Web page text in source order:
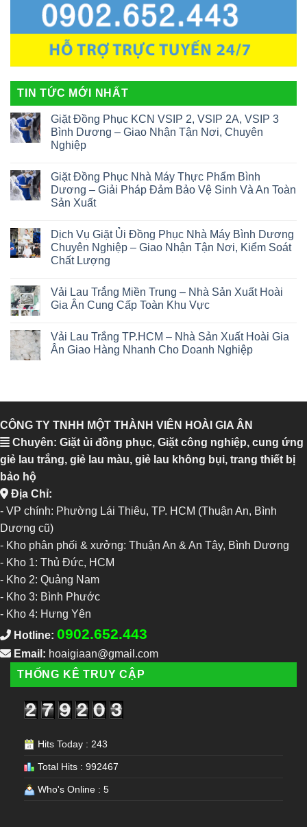
TIN TỨC MỚI NHẤT
Giặt Đồng Phục KCN VSIP 2, VSIP 2A, VSIP 3
Bình Dương – Giao Nhận Tận Nơi, Chuyên
Nghiệp
Giặt Đồng Phục Nhà Máy Thực Phẩm Bình
Dương – Giải Pháp Đảm Bảo Vệ Sinh Và An Toàn
Sản Xuất
Dịch Vụ Giặt Ủi Đồng Phục Nhà Máy Bình Dương
Chuyên Nghiệp – Giao Nhận Tận Nơi, Kiểm Soát
Chất Lượng
Vải Lau Trắng Miền Trung – Nhà Sản Xuất Hoài
Gia Ân Cung Cấp Toàn Khu Vực
Vải Lau Trắng TP.HCM – Nhà Sản Xuất Hoài Gia
Ân Giao Hàng Nhanh Cho Doanh Nghiệp
CÔNG TY TNHH MỘT THÀNH VIÊN HOÀI GIA ÂN
Chuyên: Giặt ủi đồng phục, Giặt công nghiệp, cung ứng
giẻ lau trắng, giẻ lau màu, giẻ lau không bụi, trang thiết bị
bảo hộ
Địa Chỉ:
- VP chính: Phường Lái Thiêu, TP. HCM (Thuận An, Bình
Dương cũ)
- Kho phân phối & xưởng: Thuận An & An Tây, Bình Dương
- Kho 1: Thủ Đức, HCM
- Kho 2: Quảng Nam
- Kho 3: Bình Phước
- Kho 4: Hưng Yên
Hotline: 0902.652.443
Email: hoaigiaan@gmail.com
THỐNG KÊ TRUY CẬP
Hits Today : 243
Total Hits : 992467
Who's Online : 5